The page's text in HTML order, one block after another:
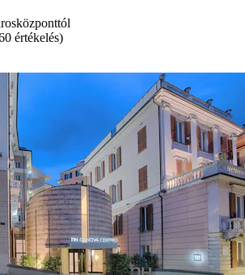
értékelés)